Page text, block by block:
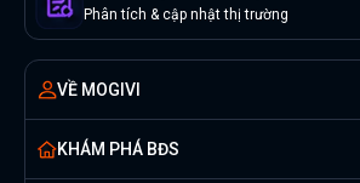
Phân tích & cập nhật thị trường
VỀ MOGIVI
KHÁM PHÁ BĐS